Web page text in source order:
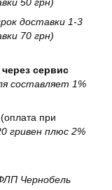
доставки 1-3
70 грн)
сервис
составляет 1%
(оплата при
гривен плюс 2%
Чернобель